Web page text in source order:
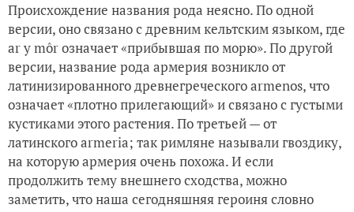
Происхождение названия рода неясно. По одной
версии, оно связано с древним кельтским языком, где
ar y môr означает «прибывшая по морю». По другой
версии, название рода армерия возникло от
латинизированного древнегреческого armenos, что
означает «плотно прилегающий» и связано с густыми
кустиками этого растения. По третьей — от
латинского armeria; так римляне называли гвоздику,
на которую армерия очень похожа. И если
продолжить тему внешнего сходства, можно
заметить, что наша сегодняшняя героиня словно